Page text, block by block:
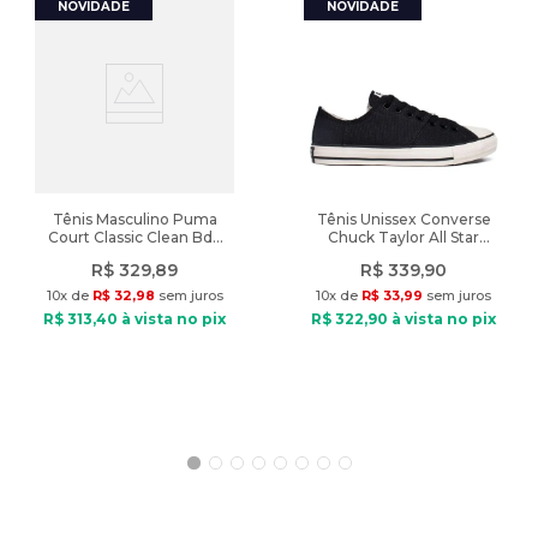
Características:
Composição: Poliamida, poliéster
Tipo de tecido: Plano
Fechamento: Zíper
Diferencial: Forro feito em tecido de pelinhos
Tênis Masculino Puma
Court Classic Clean Bdp
R$ 329,89
10x de R$ 32,98 sem juros
R$ 313,40 à vista no pix
Tênis Unissex Converse
Chuck Taylor All Star
R$ 339,90
10x de R$ 33,99 sem juros
R$ 322,90 à vista no pix